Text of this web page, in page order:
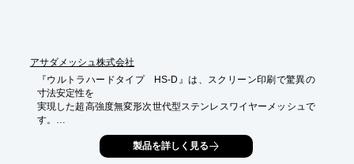
アサダメッシュ株式会社
『ウルトラハードタイプ　HS-D』は、スクリーン印刷で驚異の
寸法安定性を
実現した超高強度無変形次世代型ステンレスワイヤーメッシュで
す。
従来の約3倍の強度の線材を使用し、開口率40％で稠密に製網し
製品を詳しく見る